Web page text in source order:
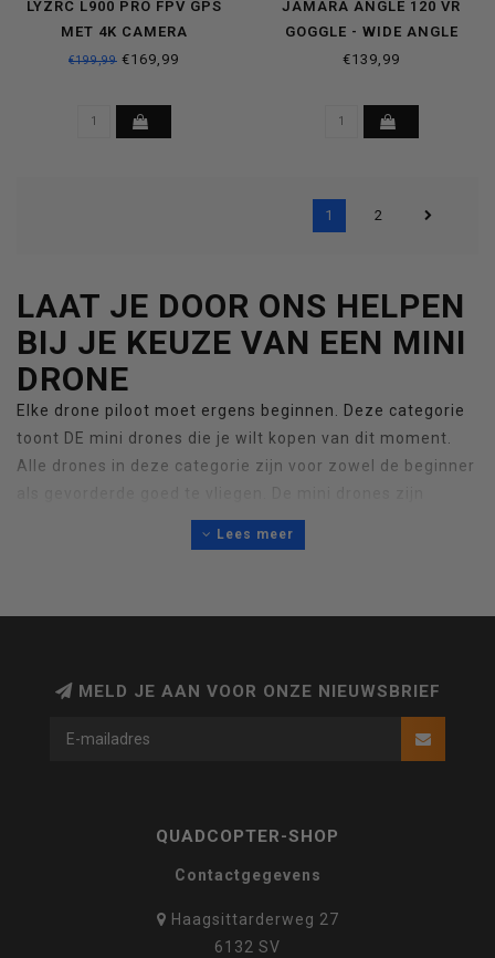
LYZRC L900 PRO FPV GPS
MET 4K CAMERA
€199,99 €169,99
JAMARA ANGLE 120 VR
GOGGLE - WIDE ANGLE
DRONE ALTITUDE HOLD -
€139,99
1 2
LAAT JE DOOR ONS HELPEN
BIJ JE KEUZE VAN EEN MINI
DRONE
Elke drone piloot moet ergens beginnen. Deze categorie
toont DE mini drones die je wilt kopen van dit moment.
Alle drones in deze categorie zijn voor zowel de beginner
geschikt voor buiten en binnen. Let wel op dat je met niet
al teveel wind buiten gaat vliegen. Op deze mini drone
Lees meer
MELD JE AAN VOOR ONZE NIEUWSBRIEF
QUADCOPTER-SHOP
Contactgegevens
Haagsittarderweg 27
6132 SV